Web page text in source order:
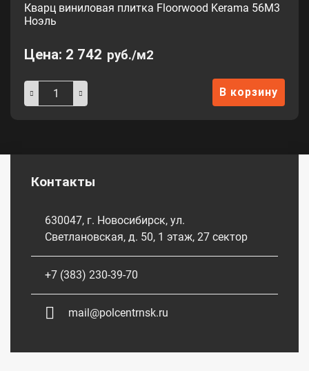
Кварц виниловая плитка Floorwood Kerama 56М3
Ноэль
Цена: 2 742 руб./м2
В корзину
Контакты
630047, г. Новосибирск, ул.
Светлановская, д. 50, 1 этаж, 27 сектор
+7 (383) 230-39-70
mail@polcentrnsk.ru